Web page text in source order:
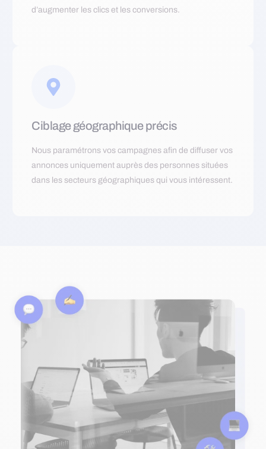
d’augmenter les clics et les conversions.
Ciblage géographique précis
Nous paramétrons vos campagnes afin de diffuser vos
annonces uniquement auprès des personnes situées
dans les secteurs géographiques qui vous intéressent.